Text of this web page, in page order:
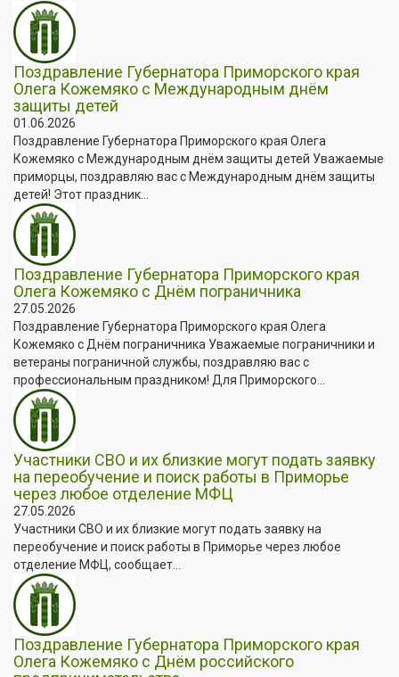
Поздравление Губернатора Приморского края
Олега Кожемяко с Международным днём
защиты детей
01.06.2026
Поздравление Губернатора Приморского края Олега
Кожемяко с Международным днём защиты детей Уважаемые
приморцы, поздравляю вас с Международным днём защиты
детей! Этот праздник...
Поздравление Губернатора Приморского края
Олега Кожемяко с Днём пограничника
27.05.2026
Поздравление Губернатора Приморского края Олега
Кожемяко с Днём пограничника Уважаемые пограничники и
ветераны пограничной службы, поздравляю вас с
профессиональным праздником! Для Приморского...
Участники СВО и их близкие могут подать заявку
на переобучение и поиск работы в Приморье
через любое отделение МФЦ
27.05.2026
Участники СВО и их близкие могут подать заявку на
переобучение и поиск работы в Приморье через любое
отделение МФЦ, сообщает...
Поздравление Губернатора Приморского края
Олега Кожемяко с Днём российского